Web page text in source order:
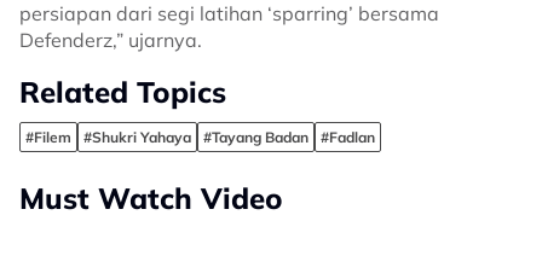
persiapan dari segi latihan ‘sparring’ bersama
Defenderz,” ujarnya.
Related Topics
#Filem #Shukri Yahaya #Tayang Badan #Fadlan
Must Watch Video